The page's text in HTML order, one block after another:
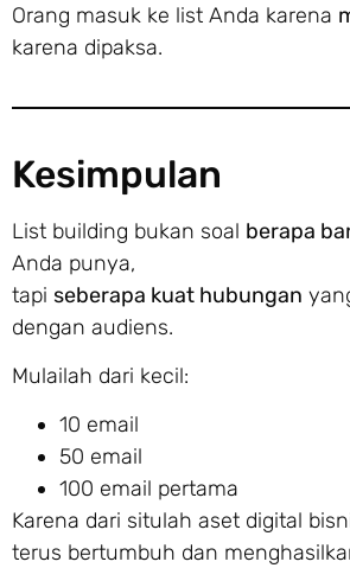
Orang masuk ke list Anda karena
karena dipaksa.
Kesimpulan
List building bukan soal berapa
Anda punya,
tapi seberapa kuat hubungan
dengan audiens.
Mulailah dari kecil:
10 email
50 email
100 email pertama
Karena dari situlah aset digital
terus bertumbuh dan